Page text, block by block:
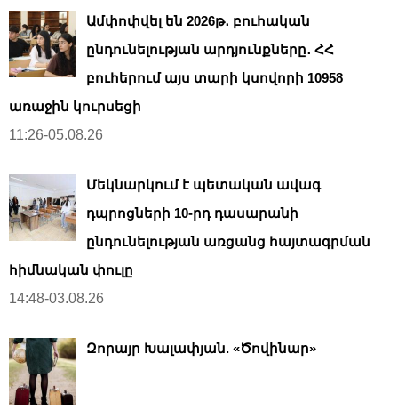
Ամփոփվել են 2026թ․ բուհական
ընդունելության արդյունքները․ ՀՀ
բուհերում այս տարի կսովորի 10958
առաջին կուրսեցի
11:26-05.08.26
Մեկնարկում է պետական ավագ
դպրոցների 10-րդ դասարանի
ընդունելության առցանց հայտագրման
հիմնական փուլը
14:48-03.08.26
Զորայր Խալափյան. «Ծովինար»